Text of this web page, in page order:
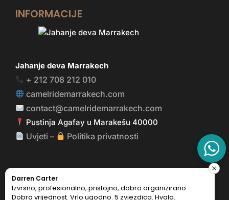
INFORMACIJE
Jahanje deva Marrakech
+ 212 708 212 010
camelridemarrakech.com
contact@camelridemarrakech.com
Pustinja Agafay u Marakešu 40000
Uvjeti – Politika privatnosti
Camel Ride Marrakech © 2026 Sva prava
Darren Carter
Izvrsno, profesionalno, pristojno, dobro organizirano.
Dobra vrijednost. Vrlo ugodno. 5 zvjezdica. Hvala.